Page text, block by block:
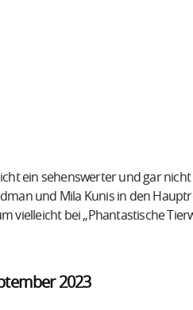
ein sehenswerter und gar
und Mila Kunis in den
vielleicht bei „Phantastische
2023